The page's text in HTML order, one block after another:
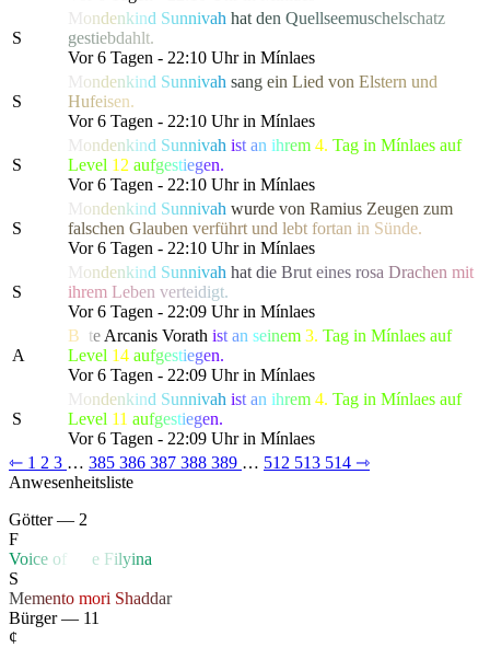
S
ondenkind Sunnivah hat den Quellseemuschelschatz
gestiebdahlt.
Vor 6 Tagen - 22:10 Uhr in Mínlaes
S
ondenkind Sunnivah sang ein Lied von Elstern und
Hufeisen.
Vor 6 Tagen - 22:10 Uhr in Mínlaes
S
ondenkind Sunnivah ist an ihrem 4. Tag in Mínlaes auf
Level 12 aufgestiegen.
Vor 6 Tagen - 22:10 Uhr in Mínlaes
S
ondenkind Sunnivah wurde von Ramius Zeugen zum
falschen Glauben verführt und lebt fortan in Sünde.
Vor 6 Tagen - 22:10 Uhr in Mínlaes
S
ondenkind Sunnivah hat die Brut eines rosa Drachen mit
ihrem Leben verteidigt.
Vor 6 Tagen - 22:09 Uhr in Mínlaes
A
B te Arcanis Vorath ist an seinem 3. Tag in Mínlaes auf
Level 14 aufgestiegen.
Vor 6 Tagen - 22:09 Uhr in Mínlaes
S
ondenkind Sunnivah ist an ihrem 4. Tag in Mínlaes auf
Level 11 aufgestiegen.
Vor 6 Tagen - 22:09 Uhr in Mínlaes
⇽ 1 2 3 … 385 386 387 388 389 … 512 513 514 ⇾
Anwesenheitsliste
Götter — 2
F
Voice of e Filyina
S
Memento mori Shaddar
Bürger — 11
¢